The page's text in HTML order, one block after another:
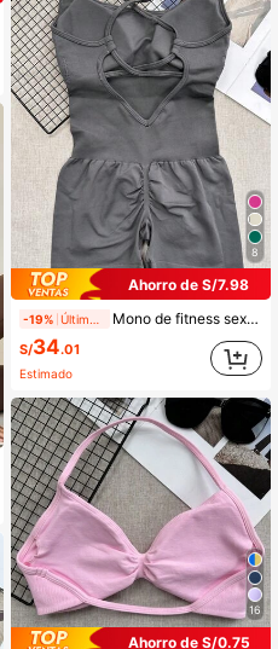
8
Ahorro de S/7.98
-19% Mono de fitness sexy, mono deportivo con ajuste cruzado ajustable para mujeres, mono de yoga para correr, shorts fruncidos, conjunto sin espalda, mono
S/34.01
Estimado
16
Ahorro de S/0.75